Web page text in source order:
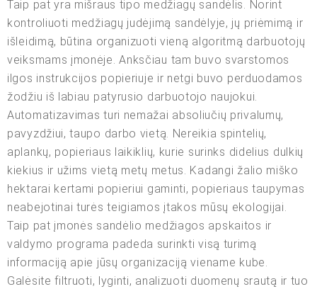
Taip pat yra mišraus tipo medžiagų sandėlis. Norint
kontroliuoti medžiagų judėjimą sandėlyje, jų priėmimą ir
išleidimą, būtina organizuoti vieną algoritmą darbuotojų
veiksmams įmonėje. Anksčiau tam buvo svarstomos
ilgos instrukcijos popieriuje ir netgi buvo perduodamos
žodžiu iš labiau patyrusio darbuotojo naujokui.
Automatizavimas turi nemažai absoliučių privalumų,
pavyzdžiui, taupo darbo vietą. Nereikia spintelių,
aplankų, popieriaus laikiklių, kurie surinks didelius dulkių
kiekius ir užims vietą metų metus. Kadangi žalio miško
hektarai kertami popieriui gaminti, popieriaus taupymas
neabejotinai turės teigiamos įtakos mūsų ekologijai.
Taip pat įmonės sandėlio medžiagos apskaitos ir
valdymo programa padeda surinkti visą turimą
informaciją apie jūsų organizaciją viename kube.
Galėsite filtruoti, lyginti, analizuoti duomenų srautą ir tuo